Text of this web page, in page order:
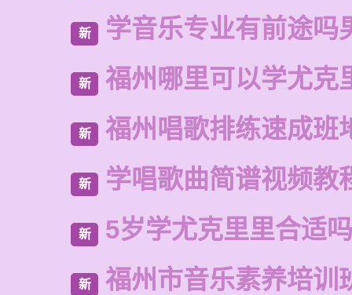
新 学音乐专业有前途吗
新 福州哪里可以学尤克
新 福州唱歌排练速成班
新 学唱歌曲简谱视频教
新 5岁学尤克里里合适
新 福州市音乐素养培训